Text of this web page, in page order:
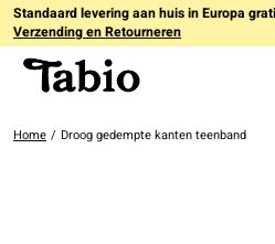
Standaard levering aan huis in Europa
Verzending en Retourneren
Home / Droog gedempte kanten teenband